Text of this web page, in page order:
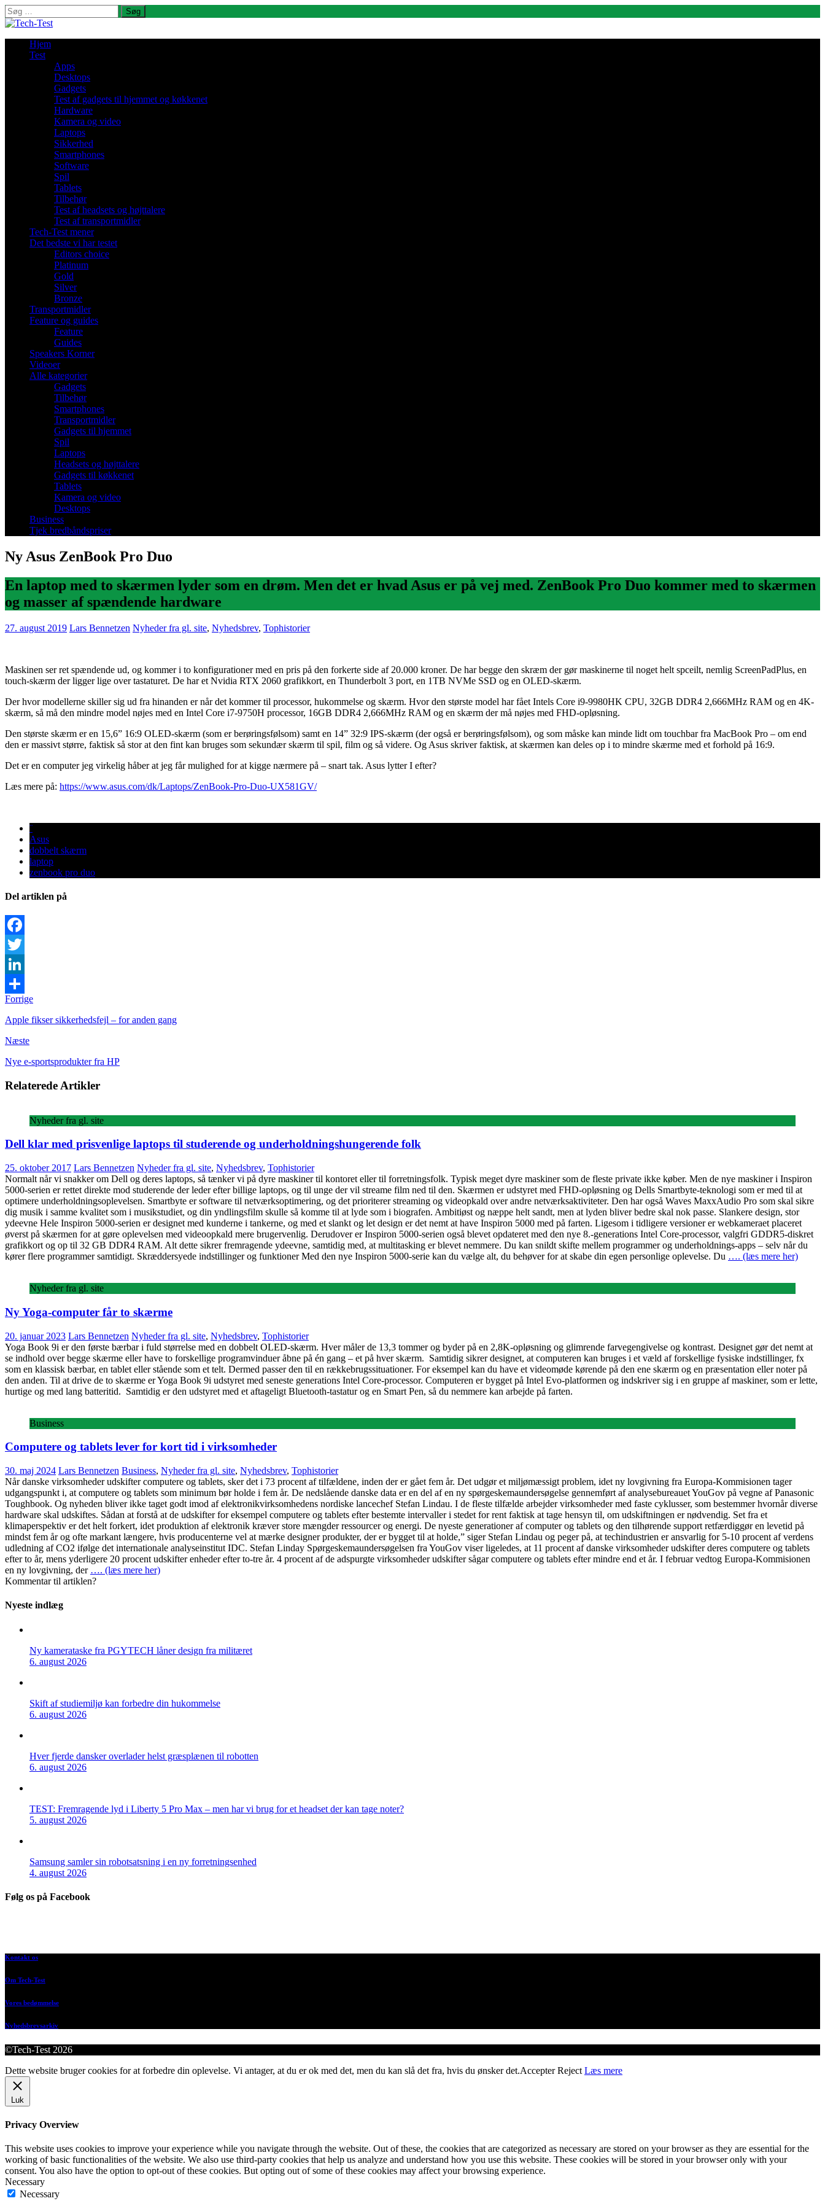
Søg
efter:
Hjem
Test
Apps
Desktops
Gadgets
Test af gadgets til hjemmet og køkkenet
Hardware
Kamera og video
Laptops
Sikkerhed
Smartphones
Software
Spil
Tablets
Tilbehør
Test af headsets og højttalere
Test af transportmidler
Tech-Test mener
Det bedste vi har testet
Editors choice
Platinum
Gold
Silver
Bronze
Transportmidler
Feature og guides
Feature
Guides
Speakers Korner
Videoer
Alle kategorier
Gadgets
Tilbehør
Smartphones
Transportmidler
Gadgets til hjemmet
Spil
Laptops
Headsets og højttalere
Gadgets til køkkenet
Tablets
Kamera og video
Desktops
Business
Tjek bredbåndspriser
Ny Asus ZenBook Pro Duo
En laptop med to skærmen lyder som en drøm. Men det er hvad Asus er på vej med. ZenBook Pro Duo kommer med to skærmen
og masser af spændende hardware
27. august 2019 Lars Bennetzen Nyheder fra gl. site, Nyhedsbrev, Tophistorier
Maskinen ser ret spændende ud, og kommer i to konfigurationer med en pris på den forkerte side af 20.000 kroner. De har begge den skræm der gør maskinerne til noget helt spceilt, nemlig ScreenPadPlus, en
touch-skærm der ligger lige over tastaturet. De har et Nvidia RTX 2060 grafikkort, en Thunderbolt 3 port, en 1TB NVMe SSD og en OLED-skærm.
Der hvor modellerne skiller sig ud fra hinanden er når det kommer til processor, hukommelse og skærm. Hvor den største model har fået Intels Core i9-9980HK CPU, 32GB DDR4 2,666MHz RAM og en 4K-
skærm, så må den mindre model nøjes med en Intel Core i7-9750H processor, 16GB DDR4 2,666MHz RAM og en skærm der må nøjes med FHD-opløsning.
Den største skærm er en 15,6” 16:9 OLED-skærm (som er berøringsfølsom) samt en 14” 32:9 IPS-skærm (der også er berøringsfølsom), og som måske kan minde lidt om touchbar fra MacBook Pro – om end
den er massivt større, faktisk så stor at den fint kan bruges som sekundær skærm til spil, film og så videre. Og Asus skriver faktisk, at skærmen kan deles op i to mindre skærme med et forhold på 16:9.
Det er en computer jeg virkelig håber at jeg får mulighed for at kigge nærmere på – snart tak. Asus lytter I efter?
Læs mere på: https://www.asus.com/dk/Laptops/ZenBook-Pro-Duo-UX581GV/
¨
Asus
dobbelt skærm
laptop
zenbook pro duo
Del artiklen på
Facebook
Twitter
LinkedIn
Share
Forrige
Apple fikser sikkerhedsfejl – for anden gang
Næste
Nye e-sportsprodukter fra HP
Relaterede Artikler
Nyheder fra gl. site
Dell klar med prisvenlige laptops til studerende og underholdningshungerende folk
25. oktober 2017 Lars Bennetzen Nyheder fra gl. site, Nyhedsbrev, Tophistorier
Normalt når vi snakker om Dell og deres laptops, så tænker vi på dyre maskiner til kontoret eller til forretningsfolk. Typisk meget dyre maskiner som de fleste private ikke køber. Men de nye maskiner i Inspiron
5000-serien er rettet direkte mod studerende der leder efter billige laptops, og til unge der vil streame film ned til den. Skærmen er udstyret med FHD-opløsning og Dells Smartbyte-teknologi som er med til at
optimere underholdningsoplevelsen. Smartbyte er software til netværksoptimering, og det prioriterer streaming og videopkald over andre netværksaktiviteter. Den har også Waves MaxxAudio Pro som skal sikre
dig musik i samme kvalitet som i musikstudiet, og din yndlingsfilm skulle så komme til at lyde som i biografen. Ambitiøst og næppe helt sandt, men at lyden bliver bedre skal nok passe. Slankere design, stor
ydeevne Hele Inspiron 5000-serien er designet med kunderne i tankerne, og med et slankt og let design er det nemt at have Inspiron 5000 med på farten. Ligesom i tidligere versioner er webkameraet placeret
øverst på skærmen for at gøre oplevelsen med videoopkald mere brugervenlig. Derudover er Inspiron 5000-serien også blevet opdateret med den nye 8.-generations Intel Core-processor, valgfri GDDR5-diskret
grafikkort og op til 32 GB DDR4 RAM. Alt dette sikrer fremragende ydeevne, samtidig med, at multitasking er blevet nemmere. Du kan snildt skifte mellem programmer og underholdnings-apps – selv når du
kører flere programmer samtidigt. Skræddersyede indstillinger og funktioner Med den nye Inspiron 5000-serie kan du vælge alt, du behøver for at skabe din egen personlige oplevelse. Du …. (læs mere her)
Nyheder fra gl. site
Ny Yoga-computer får to skærme
20. januar 2023 Lars Bennetzen Nyheder fra gl. site, Nyhedsbrev, Tophistorier
Yoga Book 9i er den første bærbar i fuld størrelse med en dobbelt OLED-skærm. Hver måler de 13,3 tommer og byder på en 2,8K-opløsning og glimrende farvegengivelse og kontrast. Designet gør det nemt at
se indhold over begge skærme eller have to forskellige programvinduer åbne på én gang – et på hver skærm. Samtidig sikrer designet, at computeren kan bruges i et væld af forskellige fysiske indstillinger, fx
som en klassisk bærbar, en tablet eller stående som et telt. Dermed passer den til en rækkebrugssituationer. For eksempel kan du have et videomøde kørende på den ene skærm og en præsentation eller noter på
den anden. Til at drive de to skærme er Yoga Book 9i udstyret med seneste generations Intel Core-processor. Computeren er bygget på Intel Evo-platformen og indskriver sig i en gruppe af maskiner, som er lette,
hurtige og med lang batteritid. Samtidig er den udstyret med et aftageligt Bluetooth-tastatur og en Smart Pen, så du nemmere kan arbejde på farten.
Business
Computere og tablets lever for kort tid i virksomheder
30. maj 2024 Lars Bennetzen Business, Nyheder fra gl. site, Nyhedsbrev, Tophistorier
Når danske virksomheder udskifter computere og tablets, sker det i 73 procent af tilfældene, inden der er gået fem år. Det udgør et miljømæssigt problem, idet ny lovgivning fra Europa-Kommisionen tager
udgangspunkt i, at computere og tablets som minimum bør holde i fem år. De nedslående danske data er en del af en ny spørgeskemaundersøgelse gennemført af analysebureauet YouGov på vegne af Panasonic
Toughbook. Og nyheden bliver ikke taget godt imod af elektronikvirksomhedens nordiske lancechef Stefan Lindau. I de fleste tilfælde arbejder virksomheder med faste cyklusser, som bestemmer hvornår diverse
hardware skal udskiftes. Sådan at forstå at de udskifter for eksempel computere og tablets efter bestemte intervaller i stedet for rent faktisk at tage hensyn til, om udskiftningen er nødvendig. Set fra et
klimaperspektiv er det helt forkert, idet produktion af elektronik kræver store mængder ressourcer og energi. De nyeste generationer af computer og tablets og den tilhørende support retfærdiggør en levetid på
mindst fem år og ofte markant længere, hvis producenterne vel at mærke designer produkter, der er bygget til at holde,” siger Stefan Lindau og peger på, at techindustrien er ansvarlig for 5-10 procent af verdens
udledning af CO2 ifølge det internationale analyseinstitut IDC. Stefan Linday Spørgeskemaundersøgelsen fra YouGov viser ligeledes, at 11 procent af danske virksomheder udskifter deres computere og tablets
efter to år, mens yderligere 20 procent udskifter enheder efter to-tre år. 4 procent af de adspurgte virksomheder udskifter sågar computere og tablets efter mindre end et år. I februar vedtog Europa-Kommisionen
en ny lovgivning, der …. (læs mere her)
Kommentar til artiklen?
Nyeste indlæg
Ny kamerataske fra PGYTECH låner design fra militæret
6. august 2026
Skift af studiemiljø kan forbedre din hukommelse
6. august 2026
Hver fjerde dansker overlader helst græsplænen til robotten
6. august 2026
TEST: Fremragende lyd i Liberty 5 Pro Max – men har vi brug for et headset der kan tage noter?
5. august 2026
Samsung samler sin robotsatsning i en ny forretningsenhed
4. august 2026
Følg os på Facebook
Kontakt os
Om Tech-Test
Vores bedømmelse
Nyhedsbrevsarkiv
©Tech-Test 2026
Dette website bruger cookies for at forbedre din oplevelse. Vi antager, at du er ok med det, men du kan slå det fra, hvis du ønsker det.Accepter Reject Læs mere
Luk
Privacy Overview
This website uses cookies to improve your experience while you navigate through the website. Out of these, the cookies that are categorized as necessary are stored on your browser as they are essential for the
working of basic functionalities of the website. We also use third-party cookies that help us analyze and understand how you use this website. These cookies will be stored in your browser only with your
consent. You also have the option to opt-out of these cookies. But opting out of some of these cookies may affect your browsing experience.
Necessary
Necessary